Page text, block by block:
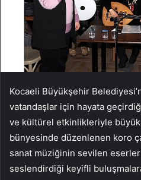
Kocaeli Büyükşehir
vatandaşlar için hayata
ve kültürel etkinlikleriyle
bünyesinde düzenlenen koro
sanat müziğinin sevilen
seslendirdiği keyifli